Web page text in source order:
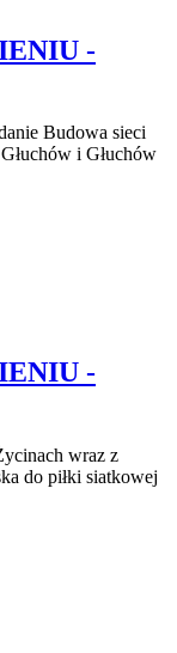
-
Budowa sieci
i Głuchów
-
wraz z
do piłki siatkowej